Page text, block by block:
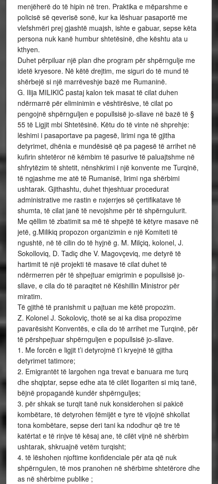
menjëherë do të hipin në tren. Praktika e mëparshme e
policisë së qeverisë sonë, kur ka lëshuar pasaportë me
vlefshmëri prej gjashtë muajsh, ishte e gabuar, sepse këta
persona nuk kanë humbur shtetësinë, dhe kështu ata u
kthyen.
Duhet përpiluar një plan dhe program për shpërngulje me
idetë kryesore. Në këtë drejtim, me siguri do të mund të
shërbejë si një marrëveshje bazë me Rumaninë.
G. Ilija MILIKIĆ pastaj kalon tek masat të cilat duhen
ndërmarrë për eliminimin e vështirësive, të cilat po
pengojnë shpërnguljen e popullsisë jo-sllave në bazë të §
55 të Ligjit mbi Shtetësinë. Këtu do të vinte në shprehje:
lëshimi i pasaportave pa pagesë, lirimi nga të gjitha
detyrimet, dhënia e mundësisë që pa pagesë të arrihet në
kufirin shtetëror në këmbim të pasurive të paluajtshme në
shfrytëzim të shtetit, nënshkrimi i një konvente me Turqinë,
të ngjashme me atë të Rumanisë, lirimi nga shërbimi
ushtarak. Gjithashtu, duhet thjeshtuar procedurat
administrative me rastin e nxjerrjes së çertifikatave të
shumta, të cilat janë të nevojshme për të shpërngulurit.
Me qëllim të zbatimit sa më të shpejtë të këtyre masave në
jetë, g.Milikiq propozon organizimin e një Komiteti të
ngushtë, në të cilin do të hyjnë g. M. Milçiq, kolonel, J.
Sokolloviq, D. Tadiç dhe V. Magovçeviq, me detyrë të
hartimit të një projekti të masave të cilat duhet të
ndërmerren për të shpejtuar emigrimin e popullsisë jo-
sllave, e cila do të paraqitet në Këshillin Ministror për
miratim.
Të gjithë të pranishmit u pajtuan me këtë propozim.
Z. Kolonel J. Sokoloviç, thotë se ai ka disa propozime
pavarësisht Konventës, e cila do të arrihet me Turqinë, për
të përshpejtuar shpërnguljen e popullsisë jo-sllave.
1. Me forcën e ligjit t’i detyrojmë t’i kryejnë të gjitha
detyrimet tatimore;
2. Emigrantët të largohen nga trevat e banuara me turq
dhe shqiptar, sepse edhe ata të cilët llogariten si miq tanë,
bëjnë propagandë kundër shpërnguljes;
3. për shkak se turqit tanë nuk konsiderohen si pakicë
kombëtare, të detyrohen fëmijët e tyre të vijojnë shkollat
tona kombëtare, sepse deri tani ka ndodhur që tre të
katërtat e të rinjve të kësaj ane, të cilët vijnë në shërbim
ushtarak, shkruajnë vetëm turqisht;
4. të lëshohen njoftime konfidenciale për ata që nuk
shpërngulen, të mos pranohen në shërbime shtetërore dhe
as në shërbime publike ;